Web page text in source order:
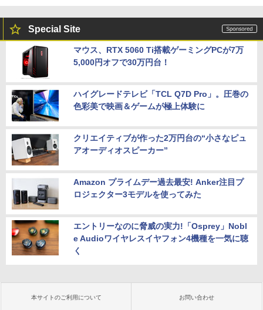
Special Site
マウス、RTX 5060 Ti搭載ゲーミングPCが7万
5,000円オフで30万円台！
ハイグレードテレビ「TCL Q7D Pro」。圧巻の
色彩美で映画＆ゲームが極上体験に
クリエイティブが作った2万円台の“小さなピュ
アオーディオスピーカー”
Amazon プライムデー過去最安! Anker注目プ
ロジェクター3モデルを使ってみた
エントリーなのに脅威の実力!「Osprey」Nobl
e Audioワイヤレスイヤフォン4機種を一気に聴
く
本サイトのご利用について お問い合わせ